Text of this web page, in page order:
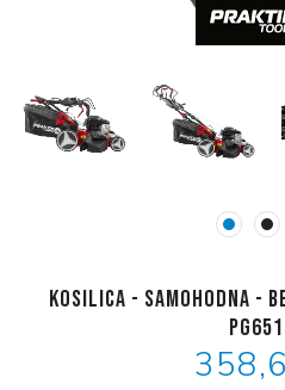
Kosilica - samohodna -